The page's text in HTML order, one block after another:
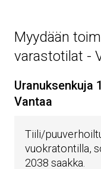
Myydään
varastotilat -
Uranuksenkuja
Vantaa
Tiili/
vuokratontilla,
2038 saakka.